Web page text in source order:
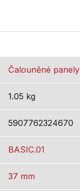
Čalouněné panely
1.05 kg
5907762324670
BASIC.01
37 mm